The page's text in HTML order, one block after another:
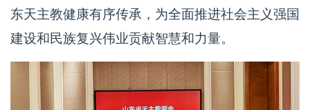
东天主教健康有序传承，为全面推进社会主义强国
建设和民族复兴伟业贡献智慧和力量。